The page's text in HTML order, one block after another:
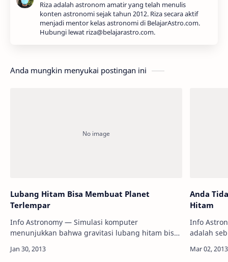
Riza adalah astronom amatir yang telah menulis
konten astronomi sejak tahun 2012. Riza secara aktif
menjadi mentor kelas astronomi di BelajarAstro.com.
Hubungi lewat riza@belajarastro.com.
Anda mungkin menyukai postingan ini
Lubang Hitam Bisa Membuat Planet
Terlempar
Info Astronomy — Simulasi komputer
menunjukkan bahwa gravitasi lubang hitam bisa
yang terlempar lumrahnya akan bergerak dengan
Anda
Hitam
Info
adalah